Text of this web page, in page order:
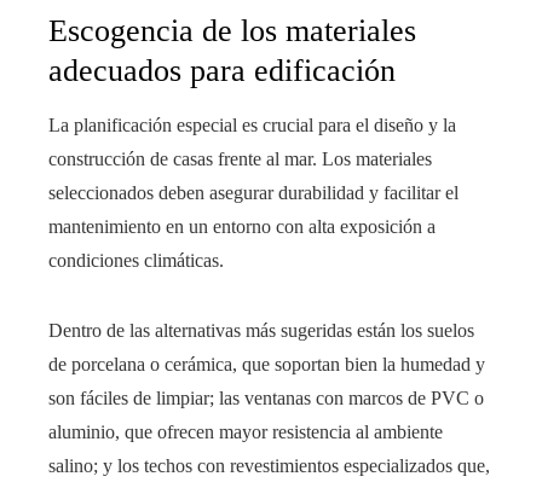
Escogencia de los materiales
adecuados para edificación
La planificación especial es crucial para el diseño y la
construcción de casas frente al mar. Los materiales
seleccionados deben asegurar durabilidad y facilitar el
mantenimiento en un entorno con alta exposición a
condiciones climáticas.
Dentro de las alternativas más sugeridas están los suelos
de porcelana o cerámica, que soportan bien la humedad y
son fáciles de limpiar; las ventanas con marcos de PVC o
aluminio, que ofrecen mayor resistencia al ambiente
salino; y los techos con revestimientos especializados que,